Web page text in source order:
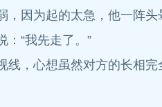
为起的太急，他一阵头
“我先走了。”
心想虽然对方的长相完